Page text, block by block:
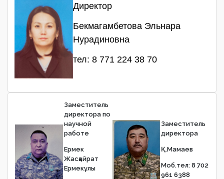
Директор
Бекмагамбетова Эльнара
Нурадиновна
тел: 8 771 224 38 70
Заместитель
директора по
научной
работе
Ермек
Жасқайрат
Ермекұлы
Заместитель
директора
Қ.Мамаев
Моб.тел: 8 702
961 6388